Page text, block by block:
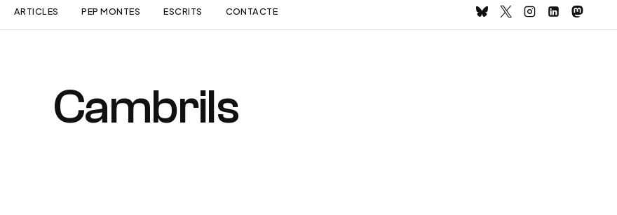
ARTICLES PEP MONTES ESCRITS CONTACTE
Cambrils